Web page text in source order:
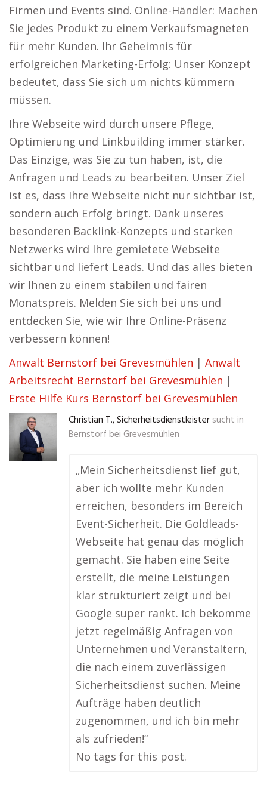
Firmen und Events sind. Online-Händler: Machen
Sie jedes Produkt zu einem Verkaufsmagneten
für mehr Kunden. Ihr Geheimnis für
erfolgreichen Marketing-Erfolg: Unser Konzept
bedeutet, dass Sie sich um nichts kümmern
müssen.
Ihre Webseite wird durch unsere Pflege,
Optimierung und Linkbuilding immer stärker.
Das Einzige, was Sie zu tun haben, ist, die
Anfragen und Leads zu bearbeiten. Unser Ziel
ist es, dass Ihre Webseite nicht nur sichtbar ist,
sondern auch Erfolg bringt. Dank unseres
besonderen Backlink-Konzepts und starken
Netzwerks wird Ihre gemietete Webseite
sichtbar und liefert Leads. Und das alles bieten
wir Ihnen zu einem stabilen und fairen
Monatspreis. Melden Sie sich bei uns und
entdecken Sie, wie wir Ihre Online-Präsenz
verbessern können!
Anwalt Bernstorf bei Grevesmühlen | Anwalt
Arbeitsrecht Bernstorf bei Grevesmühlen |
Erste Hilfe Kurs Bernstorf bei Grevesmühlen
Christian T., Sicherheitsdienstleister sucht in
Bernstorf bei Grevesmühlen
„Mein Sicherheitsdienst lief gut,
aber ich wollte mehr Kunden
erreichen, besonders im Bereich
Event-Sicherheit. Die Goldleads-
Webseite hat genau das möglich
gemacht. Sie haben eine Seite
erstellt, die meine Leistungen
klar strukturiert zeigt und bei
Google super rankt. Ich bekomme
jetzt regelmäßig Anfragen von
Unternehmen und Veranstaltern,
die nach einem zuverlässigen
Sicherheitsdienst suchen. Meine
Aufträge haben deutlich
zugenommen, und ich bin mehr
als zufrieden!“
No tags for this post.